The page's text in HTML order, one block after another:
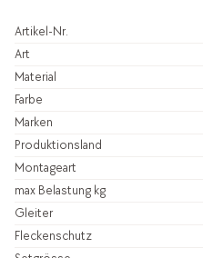
Artikel-Nr.
Art
Material
Farbe
Marken
Produktionsland
Montageart
max Belastung kg
Gleiter
Fleckenschutz